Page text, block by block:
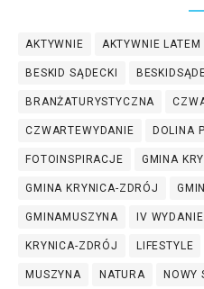
AKTYWNIE AKTYWNIE LATEM
BESKID SĄDECKI
BRANŻATURYSTYCZNA
CZWARTEWYDANIE DOLINA
FOTOINSPIRACJE GMINA
GMINA KRYNICA-ZDRÓJ
GMINAMUSZYNA IV WYDANIE
KRYNICA-ZDRÓJ LIFESTYLE
MUSZYNA NATURA NOWY